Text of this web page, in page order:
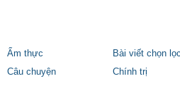
Ẩm thực Bài viết chọn lọc
Câu chuyện
Chính trị